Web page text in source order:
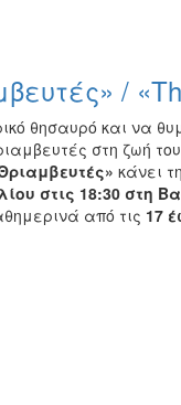
/
θησαυρό και να
στη ζωή
κάνει
στις 18:30 στη
από τις 17